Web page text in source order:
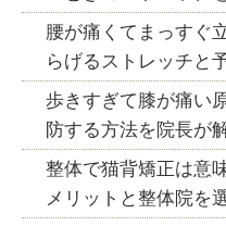
腰が痛くてまっすぐ
らげるストレッチと
歩きすぎて膝が痛い
防する方法を院長が
整体で猫背矯正は意
メリットと整体院を